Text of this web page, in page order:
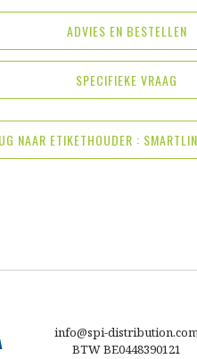
ADVIES EN BESTELLEN
SPECIFIEKE VRAAG
NAAR ETIKETHOUDER :
info@spi-
BTW BE0448390121